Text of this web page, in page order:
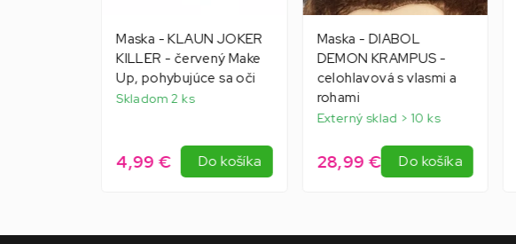
Maska - KLAUN JOKER
KILLER - červený Make
Up, pohybujúce sa oči
Skladom 2 ks
4,99 € Do košíka
Maska - DIABOL
DEMON KRAMPUS -
celohlavová s vlasmi a
rohami
Externý sklad > 10 ks
28,99 € Do košíka